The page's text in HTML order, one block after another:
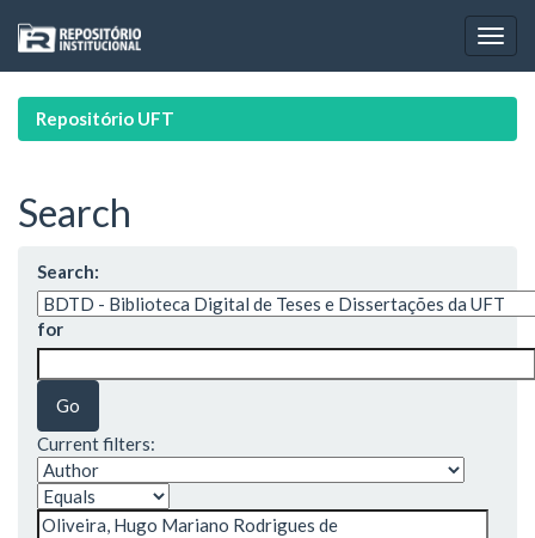
navigation
Repositório UFT
Search
Search:
for
Current filters: